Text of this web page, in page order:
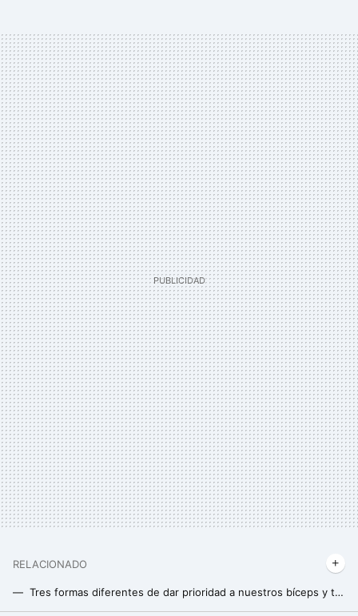
RELACIONADO
Tres formas diferentes de dar prioridad a nuestros bíceps y tríceps para que crezcan como es debido